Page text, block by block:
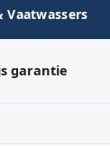
Vaatwassers
garantie